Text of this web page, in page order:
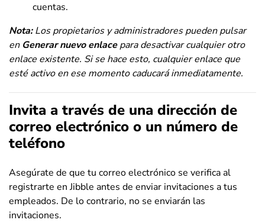
cuentas.
Nota:Los propietarios y administradores pueden pulsar
en Generar nuevo enlacepara desactivar cualquier otro
enlace existente. Si se hace esto, cualquier enlace que
esté activo en ese momento caducará inmediatamente.
Invita a través de una dirección de
correo electrónico o un número de
teléfono
Asegúrate de que tu correo electrónico se verifica al
registrarte en Jibble antes de enviar invitaciones a tus
empleados. De lo contrario, no se enviarán las
invitaciones.